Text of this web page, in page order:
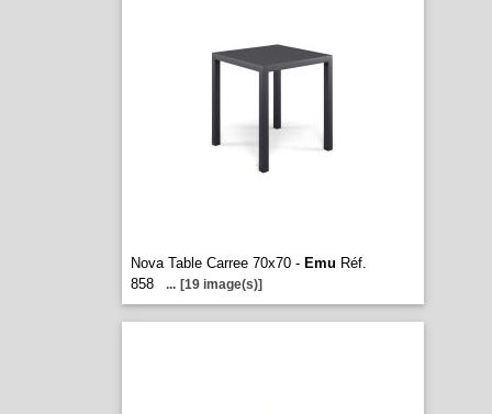
Nova Table Carree 70x70 - Emu Réf.
858
... [19 image(s)]